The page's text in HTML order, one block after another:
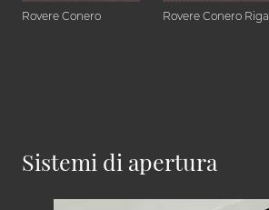
Rovere Conero Rovere Conero Riga
Sistemi di apertura